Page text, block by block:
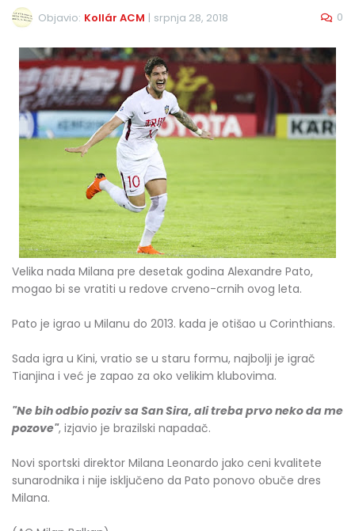
Objavio: Kollár ACM | srpnja 28, 2018 0
Velika nada Milana pre desetak godina Alexandre Pato,
mogao bi se vratiti u redove crveno-crnih ovog leta.
Pato je igrao u Milanu do 2013. kada je otišao u Corinthians.
Sada igra u Kini, vratio se u staru formu, najbolji je igrač
Tianjina i već je zapao za oko velikim klubovima.
"Ne bih odbio poziv sa San Sira, ali treba prvo neko da me
pozove", izjavio je brazilski napadač.
Novi sportski direktor Milana Leonardo jako ceni kvalitete
sunarodnika i nije isključeno da Pato ponovo obuče dres
Milana.